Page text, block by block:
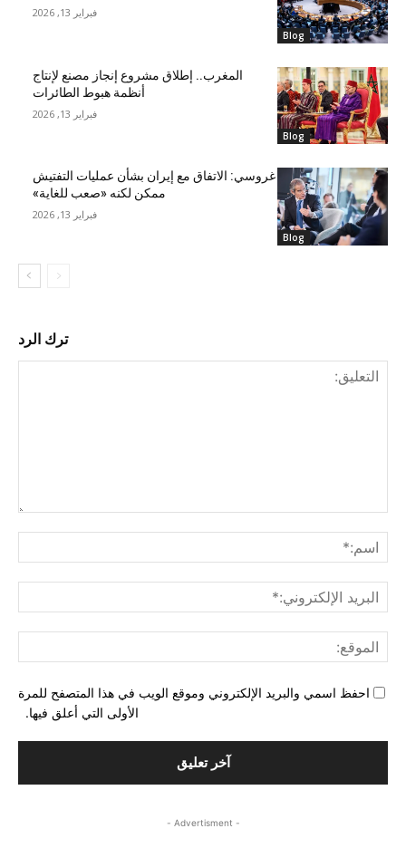
Blog
فبراير 13, 2026
Blog
المغرب.. إطلاق مشروع إنجاز مصنع لإنتاج
أنظمة هبوط الطائرات
فبراير 13, 2026
Blog
غروسي: الاتفاق مع إيران بشأن عمليات التفتيش
ممكن لكنه «صعب للغاية»
فبراير 13, 2026
ترك الرد
احفظ اسمي والبريد الإلكتروني وموقع الويب في هذا المتصفح للمرة
الأولى التي أعلق فيها.
- Advertisment -